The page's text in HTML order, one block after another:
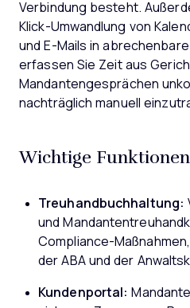
Verbindung besteht.
Klick-Umwandlung von
und E-Mails in
erfassen Sie Zeit aus
Mandantengesprächen
nachträglich manuell
Wichtige
Treuhandbuchhaltung:
und
Compliance-
der ABA und der
Kundenportal: